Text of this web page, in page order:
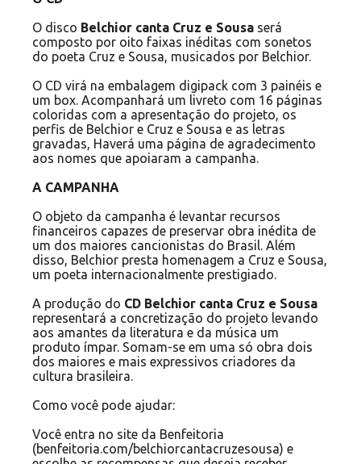
O disco Belchior canta Cruz e Sousa será
composto por oito faixas inéditas com sonetos
do poeta Cruz e Sousa, musicados por Belchior.
O CD virá na embalagem digipack com 3 painéis e
um box. Acompanhará um livreto com 16 páginas
coloridas com a apresentação do projeto, os
perfis de Belchior e Cruz e Sousa e as letras
gravadas, Haverá uma página de agradecimento
aos nomes que apoiaram a campanha.
A CAMPANHA
O objeto da campanha é levantar recursos
financeiros capazes de preservar obra inédita de
um dos maiores cancionistas do Brasil. Além
disso, Belchior presta homenagem a Cruz e Sousa,
um poeta internacionalmente prestigiado.
A produção do CD Belchior canta Cruz e Sousa
representará a concretização do projeto levando
aos amantes da literatura e da música um
produto ímpar. Somam-se em uma só obra dois
dos maiores e mais expressivos criadores da
cultura brasileira.
Como você pode ajudar:
Você entra no site da Benfeitoria
(benfeitoria.com/belchiorcantacruzesousa) e